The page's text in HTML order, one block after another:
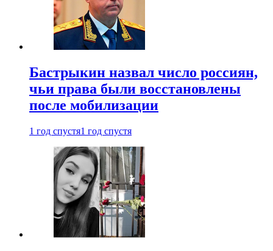
Бастрыкин назвал число россиян,
чьи права были восстановлены
после мобилизации
1 год спустя1 год спустя